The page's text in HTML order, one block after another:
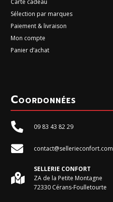
Sélection par marques
Paiement & livraison
Mon compte
Panier d’achat
Coordonnées
 09 83 43 82 29
 contact@sellerieconfort.com

SELLERIE CONFORT
ZA de la Petite Montagne
72330 Cérans-Foulletourte